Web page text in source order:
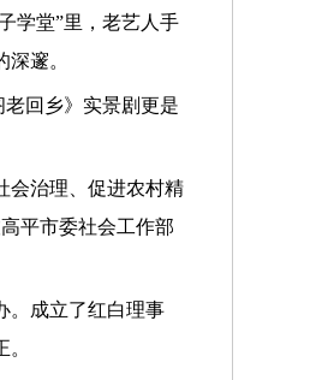
学堂”里，老艺人手
邃。
回乡》实景剧更是
会治理、促进农村精
平市委社会工作部
。成立了红白理事